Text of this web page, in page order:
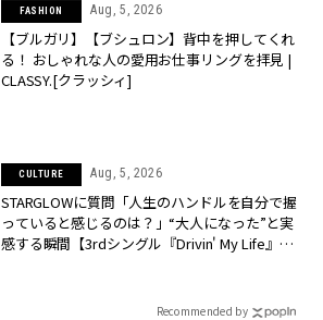
FASHION Aug, 5, 2026
【ブルガリ】【ブシュロン】背中を押してくれ
る！ おしゃれな人の愛用お仕事リングを拝見 |
CLASSY.[クラッシィ]
CULTURE Aug, 5, 2026
STARGLOWに質問「人生のハンドルを自分で握
っていると感じるのは？」“大️人になった”と実
感する瞬間【3rdシングル『Drivin' My Life』発
Recommended by